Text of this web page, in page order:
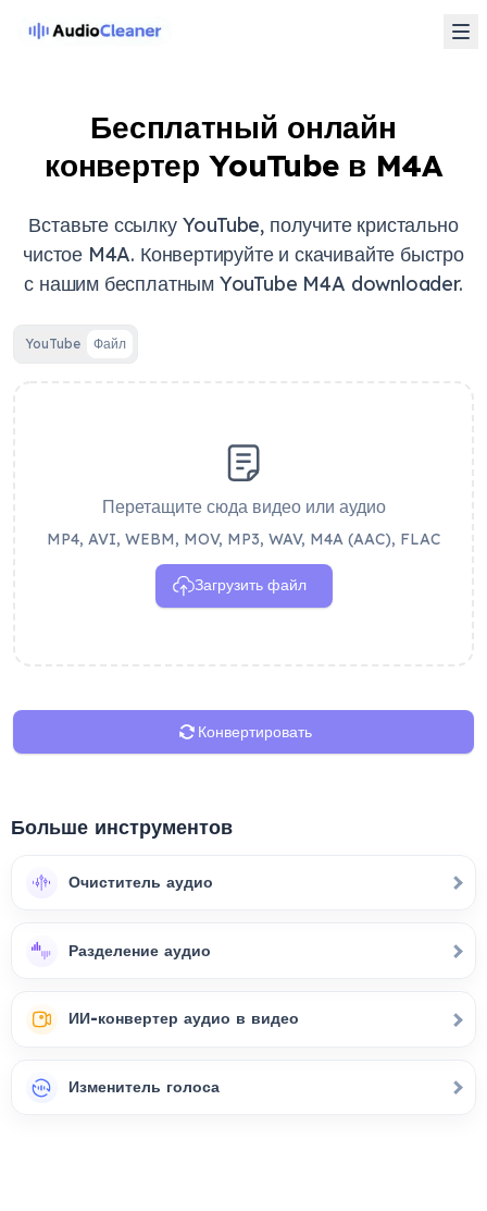
Бесплатный онлайн
конвертер YouTube в M4A
Вставьте ссылку YouTube, получите кристально
чистое M4A. Конвертируйте и скачивайте быстро
с нашим бесплатным YouTube M4A downloader.
YouTube Файл
Перетащите сюда видео или аудио
MP4, AVI, WEBM, MOV, MP3, WAV, M4A (AAC), FLAC
Загрузить файл
Конвертировать
Больше инструментов
Очиститель аудио
Разделение аудио
ИИ-конвертер аудио в видео
Изменитель голоса